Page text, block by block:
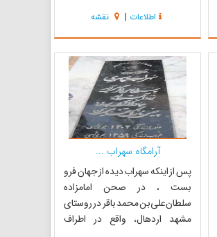
شده است که 1680 متر بالای سطح
دریا می‌باشد. آبهای روان از کنار
آتشکدهای زیاد دیگری نیز جریان
می‌یابد که این می‌تواند علامت
پرستش آناهی...
اطلاعات | نقشه
آرامگاه سهراب ...
پس از اینکه سهراب دیده از جهان فرو
بست ، در صحن امامزاده
سلطان‌علی‌بن محمد باقر در روستای
مشهد اردهال، واقع در اطراف